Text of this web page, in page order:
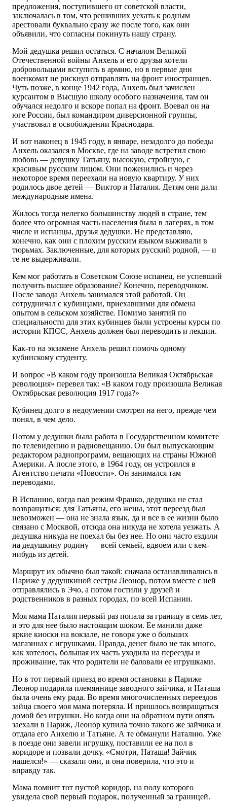
предложения, поступившего от советской власти,
заключалась в том, что решивших уехать к родным
арестовали буквально сразу же после того, как они
объявили, что согласны покинуть нашу страну.
Мой дедушка решил остаться. С началом Великой
Отечественной войны Анхель и его друзья хотели
добровольцами вступить в армию, но в первые дни
военкомат не рискнул отправлять на фронт иностранцев.
Чуть позже, в конце 1942 года, Анхель был зачислен
курсантом в Высшую школу особого назначения, там он
обучался недолго и вскоре попал на фронт. Воевал он на
юге России, был командиром диверсионной группы,
участвовал в освобождении Краснодара.
И вот наконец в 1945 году, в январе, незадолго до победы
Анхель оказался в Москве, где на заводе встретил свою
любовь — девушку Татьяну, высокую, стройную, с
красивым русским лицом. Они поженились и через
некоторое время переехали на новую квартиру. У них
родилось двое детей — Виктор и Наталия. Детям они дали
международные имена.
Жилось тогда нелегко большинству людей в стране, тем
более что огромная часть населения была в лагерях, в том
числе и испанцы, друзья дедушки. Не представляю,
конечно, как они с плохим русским языком выживали в
тюрьмах. Заключенные, для которых русский родной, — и
те не выдерживали.
Кем мог работать в Советском Союзе испанец, не успевший
получить высшее образование? Конечно, переводчиком.
После завода Анхель занимался этой работой. Он
сотрудничал с кубинцами, приехавшими для обмена
опытом в сельском хозяйстве. Помимо занятий по
специальности для этих кубинцев были устроены курсы по
истории КПСС, Анхель должен был переводить и лекции.
Как-то на экзамене Анхель решил помочь одному
кубинскому студенту.
И вопрос «В каком году произошла Великая Октябрьская
революция» перевел так: «В каком году произошла Великая
Октябрьская революция 1917 года?»
Кубинец долго в недоумении смотрел на него, прежде чем
понял, в чем дело.
Потом у дедушки была работа в Государственном комитете
по телевидению и радиовещанию. Он был выпускающим
редактором радиопрограмм, вещающих на страны Южной
Америки. А после этого, в 1964 году, он устроился в
Агентство печати «Новости». Он занимался там
переводами.
В Испанию, когда пал режим Франко, дедушка не стал
возвращаться: для Татьяны, его жены, этот переезд был
невозможен — она не знала язык, да и все в ее жизни было
связано с Москвой, отсюда она никуда не хотела уезжать. А
дедушка никуда не поехал бы без нее. Но они часто ездили
на дедушкину родину — всей семьей, вдвоем или с кем-
нибудь из детей.
Маршрут их обычно был такой: сначала останавливались в
Париже у дедушкиной сестры Леонор, потом вместе с ней
отправлялись в Эчо, а потом гостили у друзей и
родственников в разных городах, по всей Испании.
Моя мама Наталия первый раз попала за границу в семь лет,
и это для нее было настоящим шоком. Ее манили даже
яркие киоски на вокзале, не говоря уже о больших
магазинах с игрушками. Правда, денег было не так много,
как хотелось, большая их часть уходила на переезды и
проживание, так что родители не баловали ее игрушками.
Но в тот первый приезд во время остановки в Париже
Леонор подарила племяннице заводного зайчика, и Наташа
была очень ему рада. Во время многочисленных переездов
зайца своего моя мама потеряла. И пришлось возвращаться
домой без игрушки. Но когда они на обратном пути опять
заехали в Париж, Леонор купила точно такого же зайчика и
отдала его Анхелю и Татьяне. А те обманули Наталию. Уже
в поезде они завели игрушку, поставили ее на пол в
коридоре и позвали дочку. «Смотри, Наташа! Зайчик
нашелся!» — сказали они, и она поверила, что это и
вправду так.
Мама помнит тот пустой коридор, на полу которого
увидела свой первый подарок, полученный за границей.